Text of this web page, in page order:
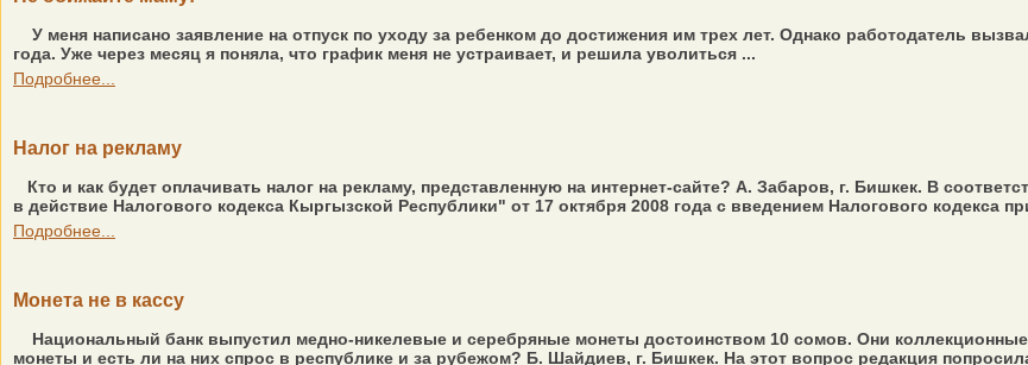
У меня написано заявление на отпуск по уходу за ребенком до достижения им трех лет. Однако работодатель
года. Уже через месяц я поняла, что график меня не устраивает, и решила уволиться ...
Подробнее...
Налог на рекламу
Кто и как будет оплачивать налог на рекламу, представленную на интернет-сайте? А. Забаров, г. Бишкек. В
в действие Налогового кодекса Кыргызской Республики" от 17 октября 2008 года с введением Налогового кодекса
Подробнее...
Монета не в кассу
Национальный банк выпустил медно-никелевые и серебряные монеты достоинством 10 сомов. Они
монеты и есть ли на них спрос в республике и за рубежом? Б. Шайдиев, г. Бишкек. На этот вопрос редакция